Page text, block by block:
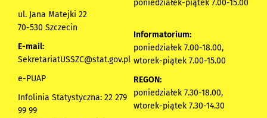
ul. Jana Matejki 22
70-530 Szczecin
E-mail:
SekretariatUSSZC@stat.gov.pl
e-PUAP
Infolinia Statystyczna: 22 279
99 99
poniedziałek-piątek 7.00-15.00
Informatorium:
poniedziałek 7.00-18.00,
wtorek-piątek 7.00-15.00
REGON:
poniedziałek 7.30-18.00,
wtorek-piątek 7.30-14.30